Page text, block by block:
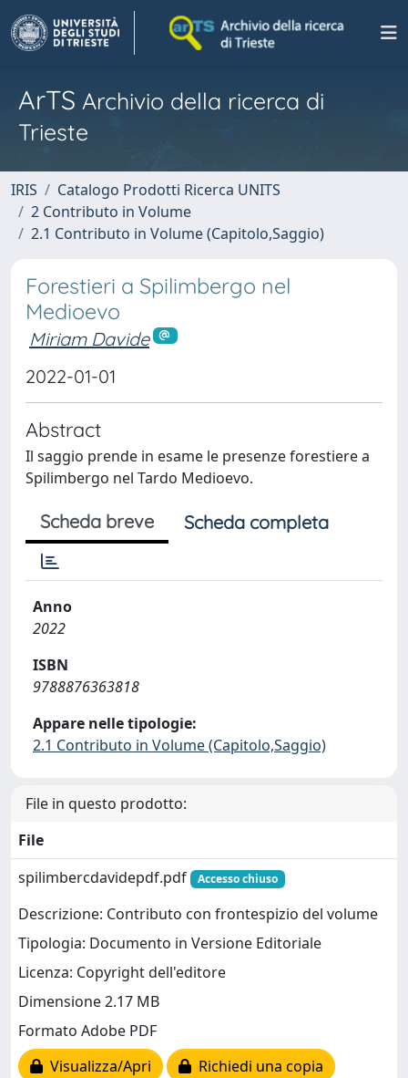
ArTS Archivio della ricerca di
Trieste
IRIS
Catalogo Prodotti Ricerca UNITS
2 Contributo in Volume
2.1 Contributo in Volume (Capitolo,Saggio)
Forestieri a Spilimbergo nel
Medioevo
Miriam Davide
2022-01-01
Abstract
Il saggio prende in esame le presenze forestiere a
Spilimbergo nel Tardo Medioevo.
Scheda breve Scheda completa
Anno
2022
ISBN
9788876363818
Appare nelle tipologie:
2.1 Contributo in Volume (Capitolo,Saggio)
File in questo prodotto:
File
spilimbercdavidepdf.pdf
Accesso chiuso
Descrizione: Contributo con frontespizio del volume
Tipologia: Documento in Versione Editoriale
Licenza: Copyright dell'editore
Dimensione 2.17 MB
Formato Adobe PDF
Visualizza/Apri
Richiedi una copia